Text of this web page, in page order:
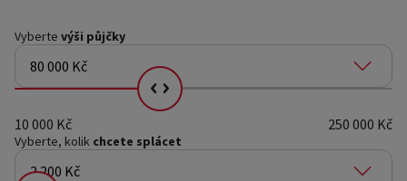
Vyberte výši půjčky
80 000 Kč
Vyberte kolik chcete splácet
10 000 Kč
250 000 Kč
Vyberte, kolik chcete splácet
2 200 Kč